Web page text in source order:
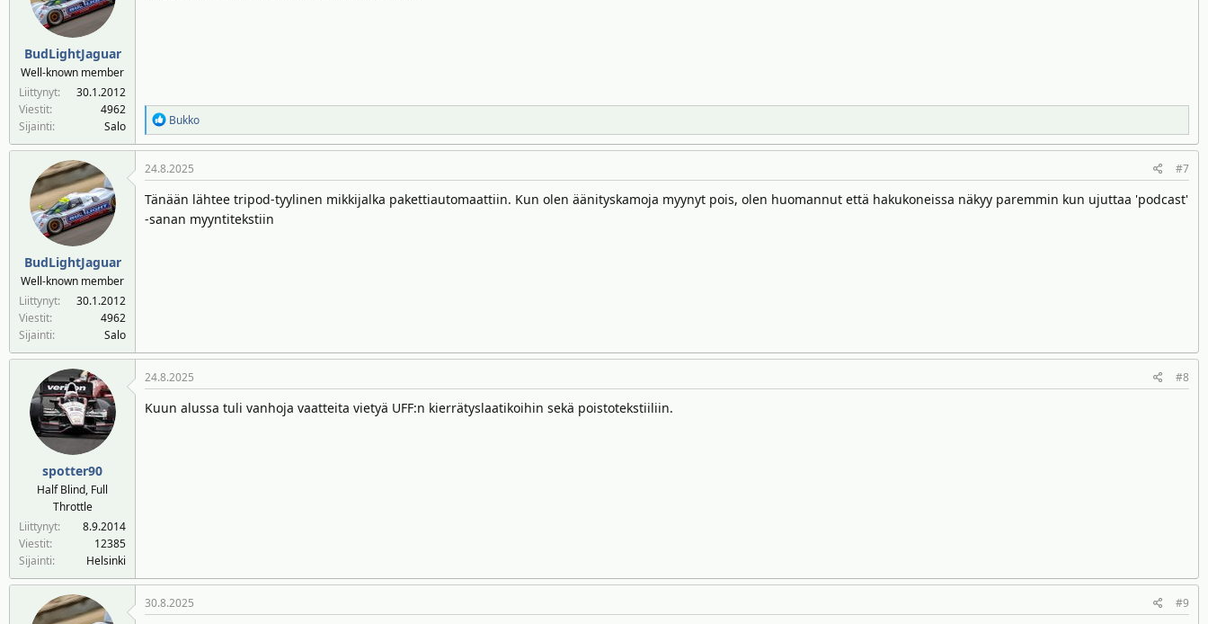
BudLightJaguar
Well-known member
Liittynyt
30.1.2012
Viestit
4962
Sijainti
Salo
R
e
a
k
i
o
Bukko
BudLightJaguar
Well-known member
Liittynyt
30.1.2012
Viestit
4962
Sijainti
Salo
24.8.2025 #7
Tänään lähtee tripod-tyylinen mikkijalka pakettiautomaattiin. Kun olen äänityskamoja myynyt pois, olen huomannut että hakukoneissa näkyy paremmin kun ujuttaa 'podcast'
-sanan myyntitekstiin
spotter90
Half Blind, Full
Throttle
Liittynyt
8.9.2014
Viestit
12385
Sijainti
Helsinki
24.8.2025 #8
Kuun alussa tuli vanhoja vaatteita vietyä UFF:n kierrätyslaatikoihin sekä poistotekstiiliin.
30.8.2025 #9